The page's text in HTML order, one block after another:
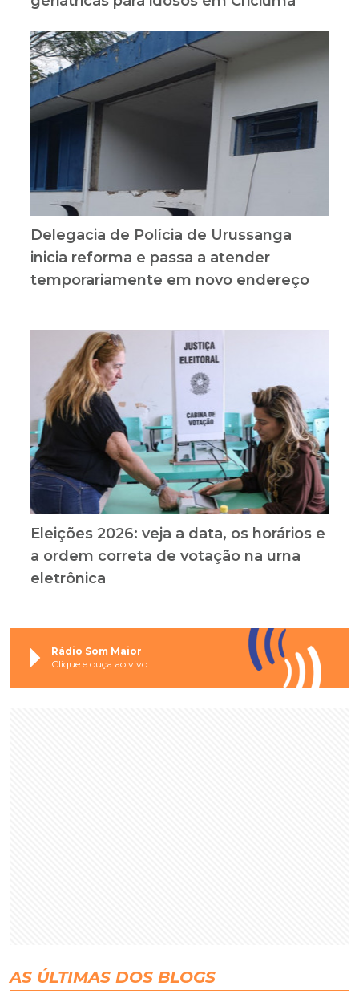
Delegacia de Polícia de Urussanga
inicia reforma e passa a atender
temporariamente em novo endereço
Eleições 2026: veja a data, os horários e
a ordem correta de votação na urna
eletrônica
Rádio Som Maior
Clique e ouça ao vivo
AS ÚLTIMAS DOS BLOGS